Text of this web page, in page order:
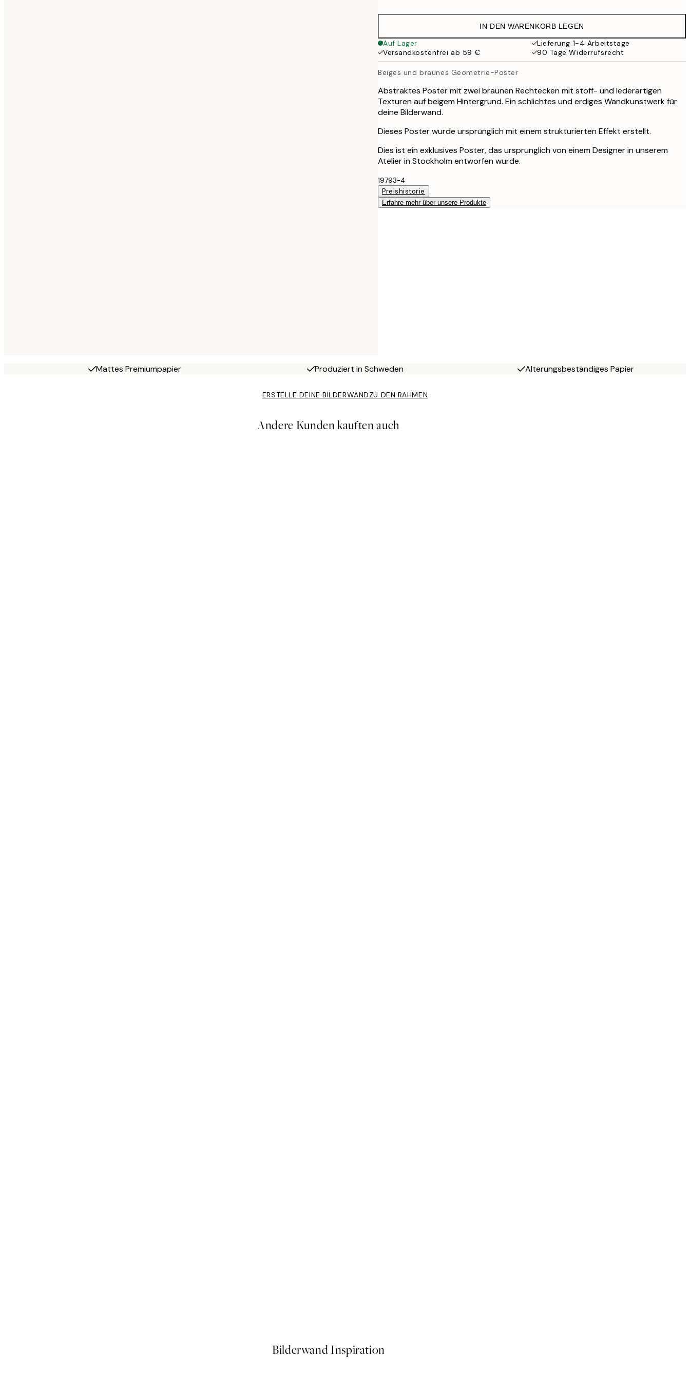
21,95 €
35,95 €
70x100 cm
49 €
IN DEN WARENKORB LEGEN
Auf Lager
Lieferung 1-4 Arbeitstage
Versandkostenfrei ab 59 €
90 Tage Widerrufsrecht
Beiges und braunes Geometrie-Poster
Abstraktes Poster mit zwei braunen Rechtecken mit stoff- und lederartigen
Texturen auf beigem Hintergrund. Ein schlichtes und erdiges Wandkunstwerk für
deine Bilderwand.
Dieses Poster wurde ursprünglich mit einem strukturierten Effekt erstellt.
Dies ist ein exklusives Poster, das ursprünglich von einem Designer in unserem
Atelier in Stockholm entworfen wurde.
19793-4
Preishistorie
Erfahre mehr über unsere Produkte
Mattes Premiumpapier Produziert in Schweden Alterungsbeständiges Papier
ERSTELLE DEINE BILDERWANDZU DEN RAHMEN
Andere Kunden kauften auch
Bilderwand Inspiration